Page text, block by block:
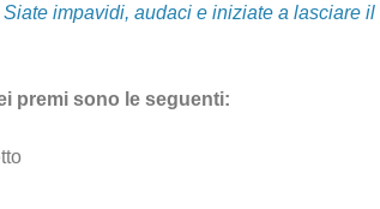
impavidi, audaci e iniziate a lasciare il
premi sono le seguenti: